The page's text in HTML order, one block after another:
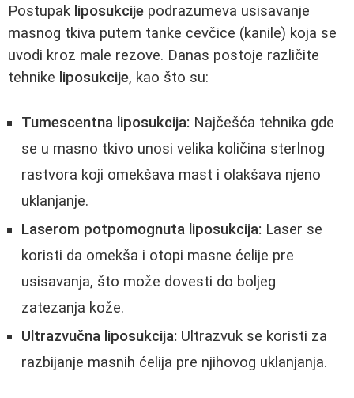
Postupak liposukcije podrazumeva usisavanje
masnog tkiva putem tanke cevčice (kanile) koja se
uvodi kroz male rezove. Danas postoje različite
tehnike liposukcije, kao što su:
Tumescentna liposukcija: Najčešća tehnika gde
se u masno tkivo unosi velika količina sterlnog
rastvora koji omekšava mast i olakšava njeno
uklanjanje.
Laserom potpomognuta liposukcija: Laser se
koristi da omekša i otopi masne ćelije pre
usisavanja, što može dovesti do boljeg
zatezanja kože.
Ultrazvučna liposukcija: Ultrazvuk se koristi za
razbijanje masnih ćelija pre njihovog uklanjanja.